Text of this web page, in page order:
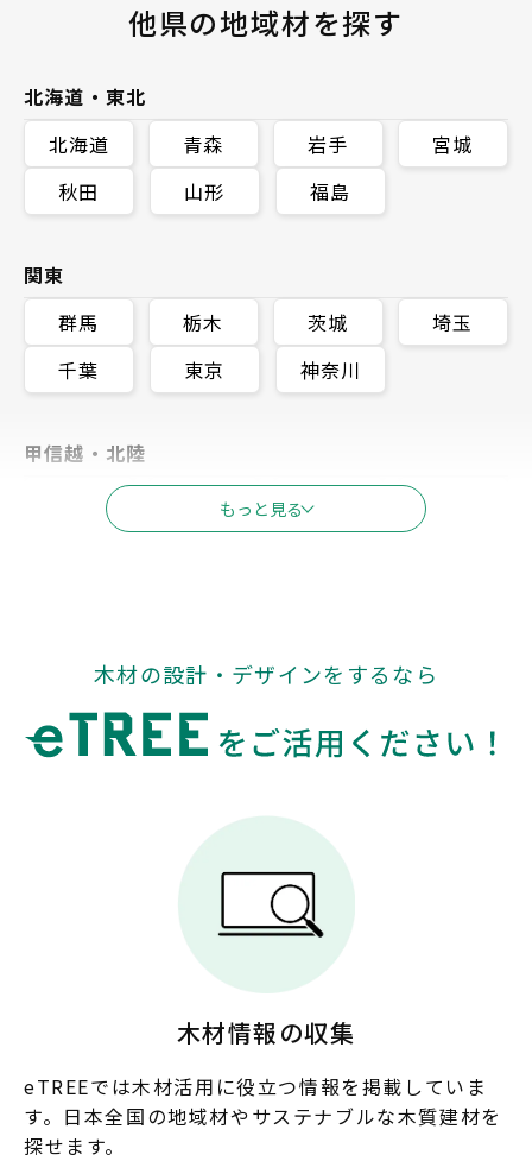
他県の地域材を探す
北海道・東北
北海道
青森 岩手
宮城
秋田
山形 福島
関東
群馬
栃木 茨城
埼玉
千葉
東京 神奈川
甲信越・北陸
富山 石川
岐阜
静岡 愛知 三重
関西
島根 岡山
四国
もっと見る
木材の設計・デザインをするなら
木材情報の収集
eTREEでは木材活用に役立つ情報を掲載していま
す。日本全国の地域材やサステナブルな木質建材を
探せます。